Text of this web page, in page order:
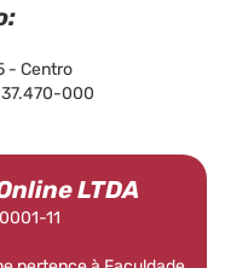
- Centro
37.470-000
LTDA
11